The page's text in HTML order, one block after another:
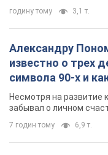
годину тому 3,1 т.
Александру
известно о трех
символа 90-х и
Несмотря на развитие
забывал о личном
7 годин тому 6,9 т.